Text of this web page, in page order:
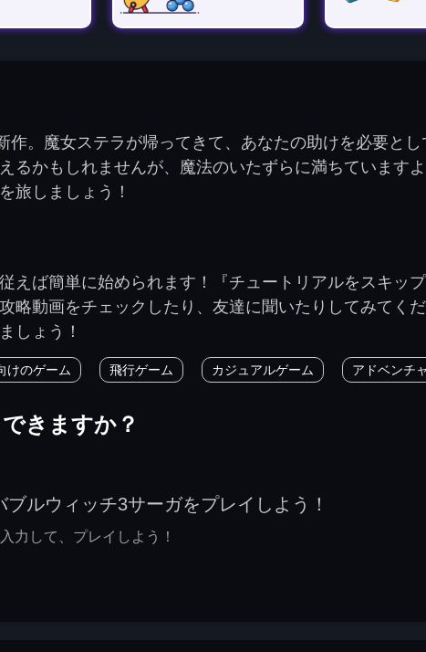
。魔女ステラが帰ってきて、あなたの助けを必要と
るかもしれませんが、魔法のいたずらに満ちています
旅しましょう！
ば簡単に始められます！『チュートリアルをスキッ
略動画をチェックしたり、友達に聞いたりしてみてく
しょう！
けのゲーム 飛行ゲーム カジュアルゲーム アドベンチ
きますか？
ルウィッチ3サーガをプレイしよう！
力して、プレイしよう！